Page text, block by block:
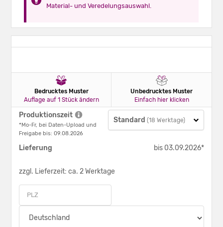
Material- und Veredelungsauswahl.
Bedrucktes Muster
Auflage auf 1 Stück ändern
Unbedrucktes Muster
Einfach hier klicken
Produktionszeit
*Mo-Fr, bei Daten-Upload und
Freigabe bis: 09.08.2026
Standard (18 Werktage)
Lieferung bis 03.09.2026*
zzgl. Lieferzeit: ca. 2 Werktage